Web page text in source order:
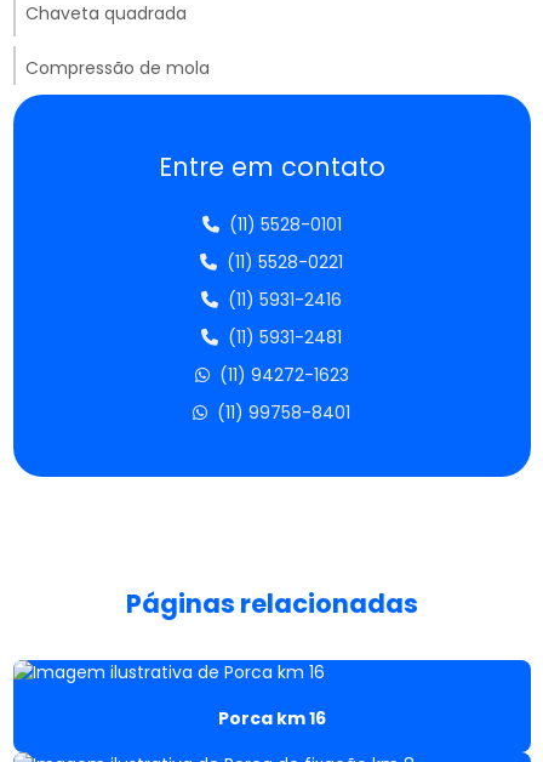
Chaveta quadrada
Compressão de mola
Empresa de molas em são paulo
Empresa de parafusos
Empresas fabricantes de parafusos
Empresas de molas de compressão
Fábrica de parafusos de aço
Fabricante de molas de aço
Fabricante de molas de aço inox
Entre em contato
(11) 5528-0101
(11) 5528-0221
(11) 5931-2416
(11) 5931-2481
(11) 94272-1623
(11) 99758-8401
Páginas relacionadas
Porca km 16